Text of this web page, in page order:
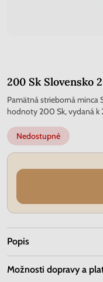
200 Sk Slovensko
Pamätná strieborná minca
hodnoty 200 Sk, vydaná k
Nedostupné
Popis
Možnosti dopravy a